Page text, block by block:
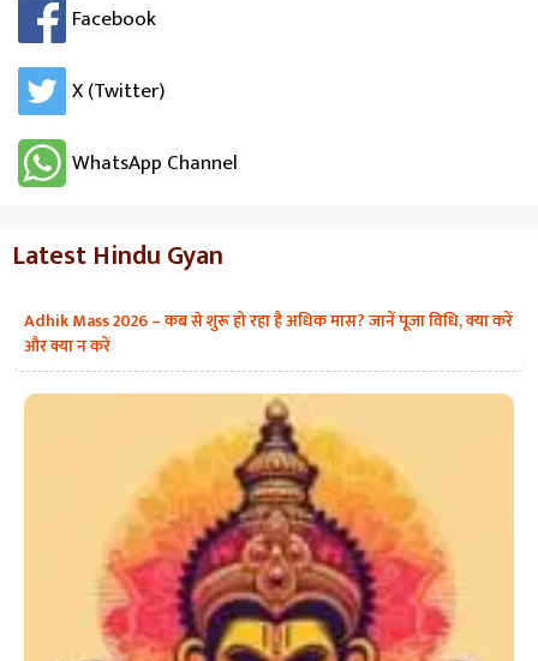
Facebook
X (Twitter)
WhatsApp Channel
Latest Hindu Gyan
Adhik Mass 2026 – कब से शुरू हो रहा है अधिक मास? जानें पूजा विधि, क्या करें
और क्या न करें